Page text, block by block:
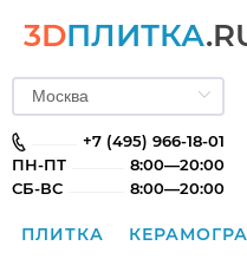
3DПЛИТКА
+7 (495) 966-18-01
ПН-ПТ
8:00—20:00
СБ-ВС
8:00—20:00
ПЛИТКА